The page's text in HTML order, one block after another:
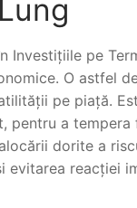
Investițiile pe
O astfel
pe piață.
a
dorite a
reacției